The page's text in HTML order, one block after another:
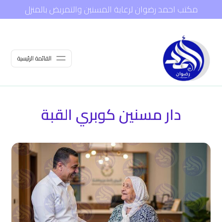
مكتب احمد رضوان لرعاية المسنين والتمريض بالمنزل
القائمة الرئيسية
دار مسنين كوبري القبة